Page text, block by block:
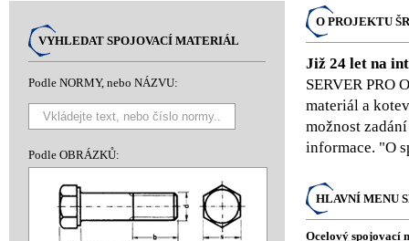
VYHLEDAT SPOJOVACÍ MATERIÁL
Podle NORMY, nebo NÁZVU:
Podle OBRÁZKŮ:
O PROJEKTU
Již 24 let na
SERVER PRO
materiál a
možnost
informace. "O
HLAVNÍ MENU
Ocelový spojovací